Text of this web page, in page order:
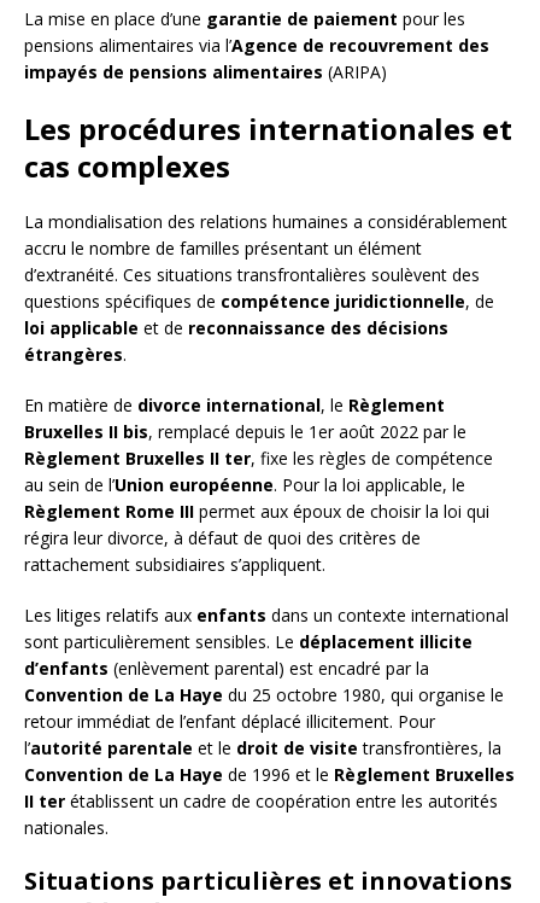
La mise en place d’une garantie de paiement pour les
pensions alimentaires via l’Agence de recouvrement des
impayés de pensions alimentaires (ARIPA)
Les procédures internationales et
cas complexes
La mondialisation des relations humaines a considérablement
accru le nombre de familles présentant un élément
d’extranéité. Ces situations transfrontalières soulèvent des
questions spécifiques de compétence juridictionnelle, de
loi applicable et de reconnaissance des décisions
étrangères.
En matière de divorce international, le Règlement
Bruxelles II bis, remplacé depuis le 1er août 2022 par le
Règlement Bruxelles II ter, fixe les règles de compétence
au sein de l’Union européenne. Pour la loi applicable, le
Règlement Rome III permet aux époux de choisir la loi qui
régira leur divorce, à défaut de quoi des critères de
rattachement subsidiaires s’appliquent.
Les litiges relatifs aux enfants dans un contexte international
sont particulièrement sensibles. Le déplacement illicite
d’enfants (enlèvement parental) est encadré par la
Convention de La Haye du 25 octobre 1980, qui organise le
retour immédiat de l’enfant déplacé illicitement. Pour
l’autorité parentale et le droit de visite transfrontières, la
Convention de La Haye de 1996 et le Règlement Bruxelles
II ter établissent un cadre de coopération entre les autorités
nationales.
Situations particulières et innovations